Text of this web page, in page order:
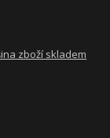
zboží skladem